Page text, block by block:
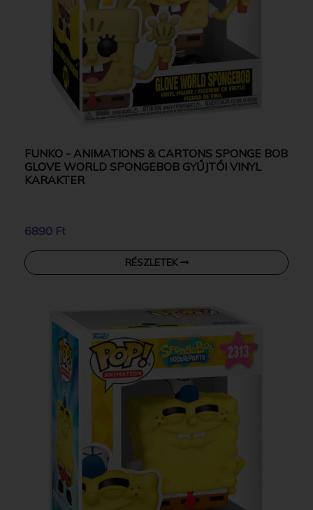
FUNKO - ANIMATIONS & CARTONS SPONGE BOB
GLOVE WORLD SPONGEBOB GYŰJTŐI VINYL
KARAKTER
6890 Ft
RÉSZLETEK